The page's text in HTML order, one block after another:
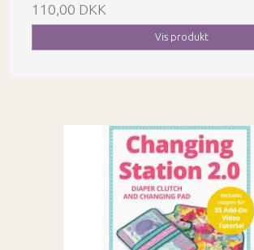
110,00 DKK
Vis produkt